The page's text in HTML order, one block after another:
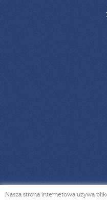
Nasza strona internetowa używa